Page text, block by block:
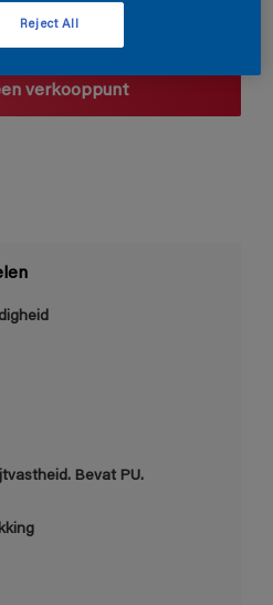
Bereken
verkooppunt
Bevat PU.
Reject All